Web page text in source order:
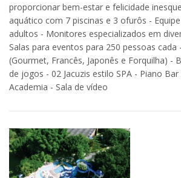
proporcionar bem-estar e felicidade
aquático com 7 piscinas e 3 ofurôs -
adultos - Monitores especializados em
Salas para eventos para 250 pessoas cada
(Gourmet, Francês, Japonês e Forquilha) -
de jogos - 02 Jacuzis estilo SPA - Piano
Academia - Sala de vídeo